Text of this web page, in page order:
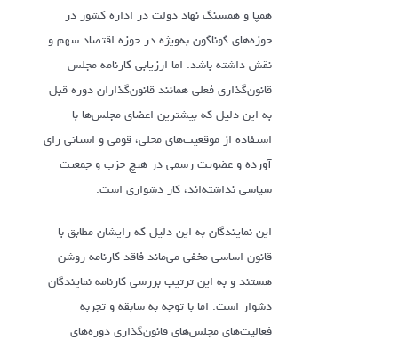
همپا و همسنگ نهاد دولت در اداره کشور در
حوزه‌های گوناگون به‌ویژه در حوزه اقتصاد سهم و
نقش داشته باشد. اما ارزیابی کارنامه مجلس
قانون‌گذاری فعلی همانند قانون‌گذاران دوره قبل
به این دلیل که بیشترین اعضای مجلس‌ها با
استفاده از موقعیت‌های محلی، قومی و استانی رای
آورده و عضویت رسمی در هیچ حزب و جمعیت
سیاسی نداشته‌اند، کار دشواری است.
این نمایندگان به این دلیل که رایشان مطابق با
قانون اساسی مخفی می‌ماند فاقد کارنامه روشن
هستند و به این ترتیب بررسی کارنامه نمایندگان
دشوار است. اما با توجه به سابقه و تجربه
فعالیت‌های مجلس‌های قانون‌گذاری دوره‌های